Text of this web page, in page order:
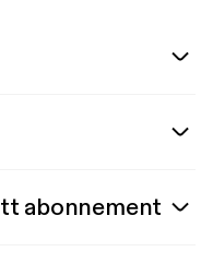
abonnement